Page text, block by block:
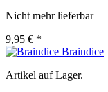
Nicht mehr lieferbar
9,95 € *
Braindice
Artikel auf Lager.